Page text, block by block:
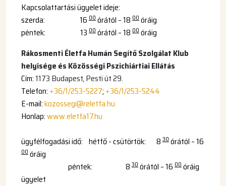
Kapcsolattartási ügyelet ideje:
szerda: 16 00 órától – 18 00 óráig
péntek: 13 00 órától – 18 00 óráig
Rákosmenti Életfa Humán Segítő Szolgálat Klub
helyisége és Közösségi Pszichiártiai Ellátás
Cím:1173 Budapest, Pesti út 29.
Telefon: +36/1/253-5227; +36/1/253-5244
E-mail:kozossegi@reletfa.hu
Honlap:www.eletfa17.hu
ügyfélfogadási idő: hétfő - csütörtök: 8 30 órától – 16
00 óráig
péntek: 8 30 órától – 16 00 óráig
ügyelet